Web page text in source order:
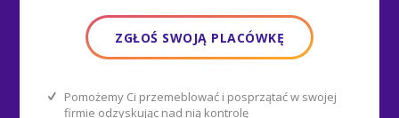
ZGŁOŚ SWOJĄ PLACÓWKĘ
Pomożemy Ci przemeblować i posprzątać w swojej
firmie odzyskując nad nią kontrolę